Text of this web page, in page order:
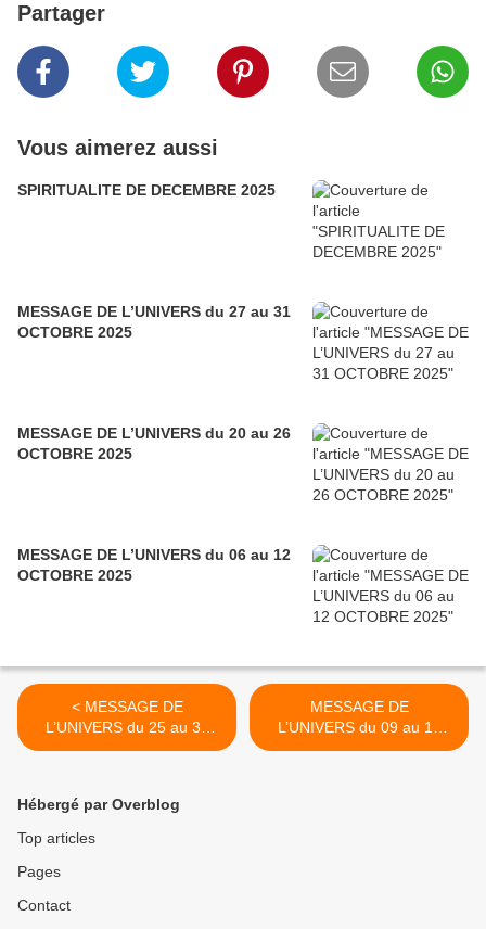
Partager
Vous aimerez aussi
SPIRITUALITE DE DECEMBRE 2025
MESSAGE DE L’UNIVERS du 27 au 31
OCTOBRE 2025
MESSAGE DE L’UNIVERS du 20 au 26
OCTOBRE 2025
MESSAGE DE L’UNIVERS du 06 au 12
OCTOBRE 2025
< MESSAGE DE
L’UNIVERS du 25 au 30
SEPTEMBRE 2022
MESSAGE DE
L’UNIVERS du 09 au 15
OCTOBRE 2023 >
Hébergé par Overblog
Top articles
Pages
Contact